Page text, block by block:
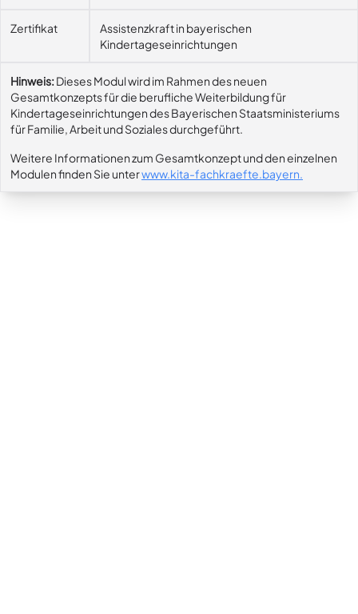
Zertifikat
Assistenzkraft in bayerischen
Kindertageseinrichtungen
Hinweis:Dieses Modul wird im Rahmen des neuen
Gesamtkonzepts für die berufliche Weiterbildung für
Kindertageseinrichtungen des Bayerischen Staatsministeriums
für Familie, Arbeit und Soziales durchgeführt.
Weitere Informationen zum Gesamtkonzept und den einzelnen
Modulen finden Sie unterwww.kita-fachkraefte.bayern.